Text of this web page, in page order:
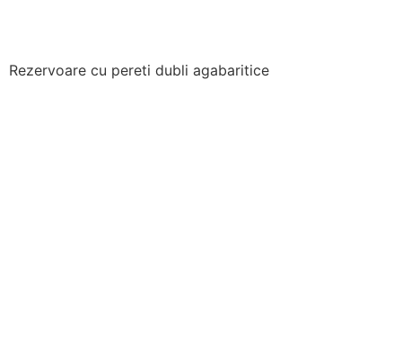
Rezervoare cu pereti dubli agabaritice